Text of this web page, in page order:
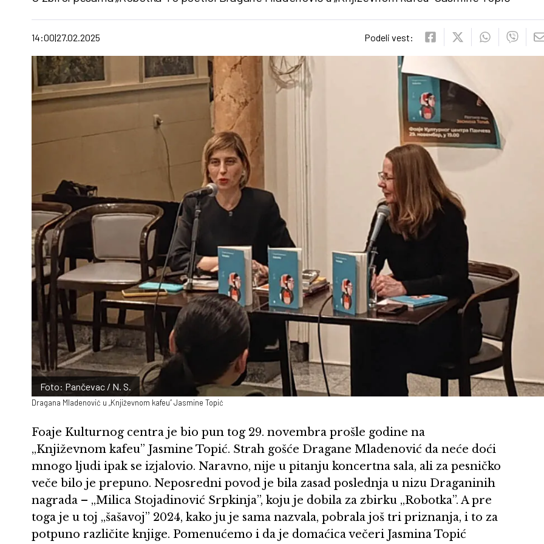
14:00 27.02.2025 Podeli vest:
Foto: Pančevac / N. S.
Dragana Mladenović u „Književnom kafeu” Jasmine Topić
Foaje Kulturnog centra je bio pun tog 29. novembra prošle godine na
„Književnom kafeu” Jasmine Topić. Strah gošće Dragane Mladenović da neće doći
mnogo ljudi ipak se izjalovio. Naravno, nije u pitanju koncertna sala, ali za pesničko
veče bilo je prepuno. Neposredni povod je bila zasad poslednja u nizu Draganinih
nagrada – „Milica Stojadinović Srpkinja”, koju je dobila za zbirku „Robotka”. A pre
toga je u toj „šašavoj” 2024, kako ju je sama nazvala, pobrala još tri priznanja, i to za
potpuno različite knjige. Pomenućemo i da je domaćica večeri Jasmina Topić